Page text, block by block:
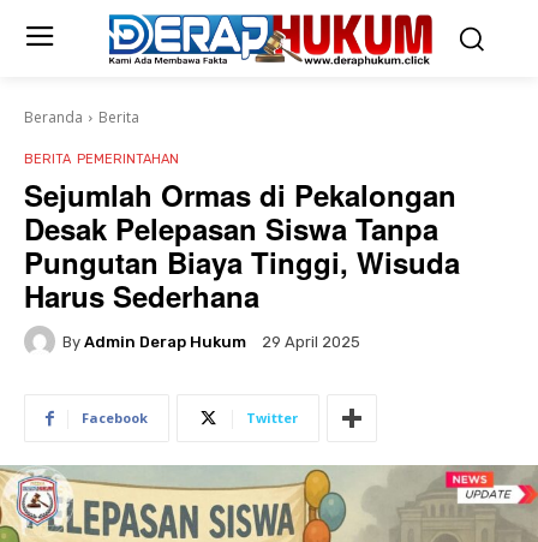
Beranda Berita
BERITA PEMERINTAHAN
Sejumlah Ormas di Pekalongan
Desak Pelepasan Siswa Tanpa
Pungutan Biaya Tinggi, Wisuda
Harus Sederhana
By Admin Derap Hukum 29 April 2025
Facebook Twitter